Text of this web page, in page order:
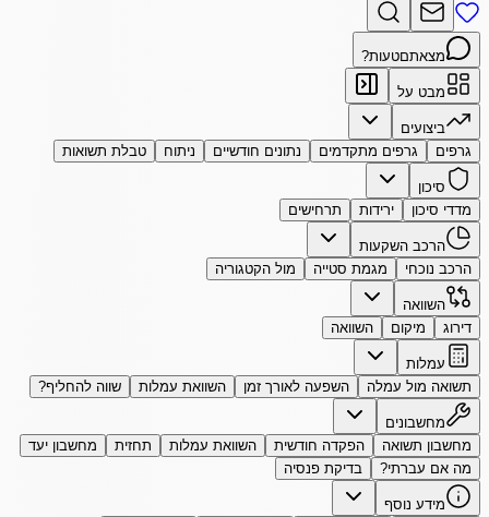
מצאתםטעות?
מבט על
ביצועים
גרפים
גרפים מתקדמים נתונים חודשיים ניתוח טבלת תשואות
סיכון
מדדי סיכון
ירידות תרחישים
הרכב השקעות
הרכב נוכחי
מגמת סטייה מול הקטגוריה
השוואה
דירוג
מיקום השוואה
עמלות
תשואה מול עמלה
השפעה לאורך זמן השוואת עמלות שווה להחליף?
מחשבונים
מחשבון תשואה
הפקדה חודשית השוואת עמלות תחזית
מחשבון יעד
מה אם עברתי?
בדיקת פנסיה
מידע נוסף